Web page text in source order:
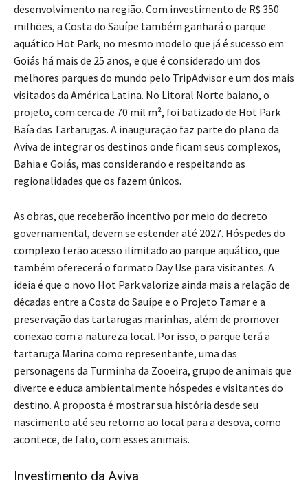
desenvolvimento na região. Com investimento de R$ 350
milhões, a Costa do Sauípe também ganhará o parque
aquático Hot Park, no mesmo modelo que já é sucesso em
Goiás há mais de 25 anos, e que é considerado um dos
melhores parques do mundo pelo TripAdvisor e um dos mais
visitados da América Latina. No Litoral Norte baiano, o
projeto, com cerca de 70 mil m², foi batizado de Hot Park
Baía das Tartarugas. A inauguração faz parte do plano da
Aviva de integrar os destinos onde ficam seus complexos,
Bahia e Goiás, mas considerando e respeitando as
regionalidades que os fazem únicos.
As obras, que receberão incentivo por meio do decreto
governamental, devem se estender até 2027. Hóspedes do
complexo terão acesso ilimitado ao parque aquático, que
também oferecerá o formato Day Use para visitantes. A
ideia é que o novo Hot Park valorize ainda mais a relação de
décadas entre a Costa do Sauípe e o Projeto Tamar e a
preservação das tartarugas marinhas, além de promover
conexão com a natureza local. Por isso, o parque terá a
tartaruga Marina como representante, uma das
personagens da Turminha da Zooeira, grupo de animais que
diverte e educa ambientalmente hóspedes e visitantes do
destino. A proposta é mostrar sua história desde seu
nascimento até seu retorno ao local para a desova, como
acontece, de fato, com esses animais.
Investimento da Aviva